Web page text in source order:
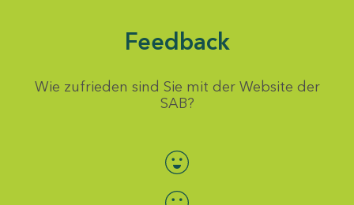
Feedback
Wie zufrieden sind Sie mit der Website der
SAB?
Bewertung auswählen